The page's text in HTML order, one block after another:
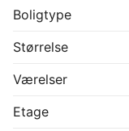
Boligen
parret, den lille
Ejendommen er
Boligtype
Størrelse
Værelser
Etage